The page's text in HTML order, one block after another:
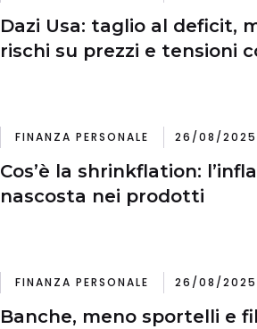
Dazi Usa: taglio al deficit,
rischi su prezzi e tensioni
FINANZA PERSONALE 26/08/2025
Cos’è la shrinkflation:
nascosta nei prodotti
FINANZA PERSONALE 26/08/2025
Banche, meno sportelli e